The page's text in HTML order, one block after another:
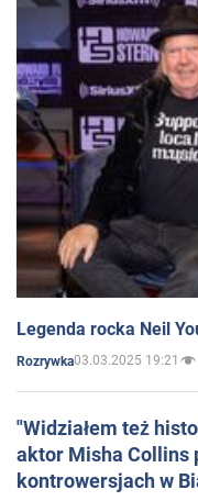
Legenda rocka Neil
Rozrywka03.03.2025 19:21
"Widziałem też
aktor Misha Collins
kontrowersjach w